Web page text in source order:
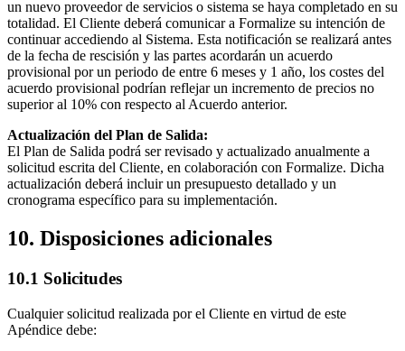
un nuevo proveedor de servicios o sistema se haya completado en su
totalidad. El Cliente deberá comunicar a Formalize su intención de
continuar accediendo al Sistema. Esta notificación se realizará antes
de la fecha de rescisión y las partes acordarán un acuerdo
provisional por un periodo de entre 6 meses y 1 año, los costes del
acuerdo provisional podrían reflejar un incremento de precios no
superior al 10% con respecto al Acuerdo anterior.
Actualización del Plan de Salida:
El Plan de Salida podrá ser revisado y actualizado anualmente a
solicitud escrita del Cliente, en colaboración con Formalize. Dicha
actualización deberá incluir un presupuesto detallado y un
cronograma específico para su implementación.
10. Disposiciones adicionales
10.1 Solicitudes
Cualquier solicitud realizada por el Cliente en virtud de este
Apéndice debe: